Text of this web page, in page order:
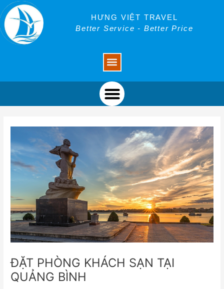
Skip
to
content
HƯNG VIỆT TRAVEL
Better Service - Better Price
Menu
ĐẶT PHÒNG KHÁCH SẠN TẠI
QUẢNG BÌNH
Post
navigation